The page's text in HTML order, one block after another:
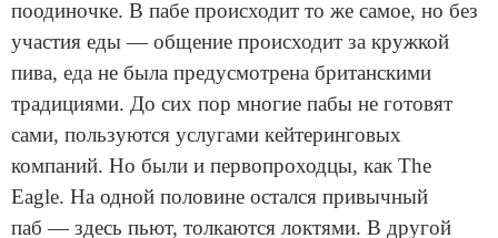
поодиночке. В пабе происходит то же самое, но без
участия еды — общение происходит за кружкой
пива, еда не была предусмотрена британскими
традициями. До сих пор многие пабы не готовят
сами, пользуются услугами кейтеринговых
компаний. Но были и первопроходцы, как The
Eagle. На одной половине остался привычный
паб — здесь пьют, толкаются локтями. В другой